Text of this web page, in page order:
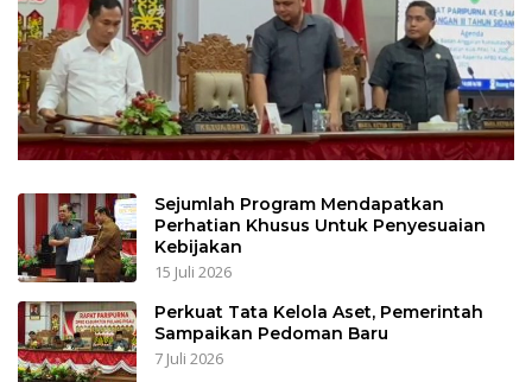
Sejumlah Program Mendapatkan
Perhatian Khusus Untuk Penyesuaian
Kebijakan
15 Juli 2026
Perkuat Tata Kelola Aset, Pemerintah
Sampaikan Pedoman Baru
7 Juli 2026